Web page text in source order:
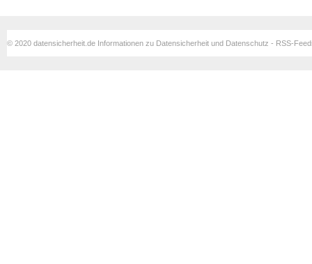
© 2020 datensicherheit.de Informationen zu Datensicherheit und Datenschutz - RSS-